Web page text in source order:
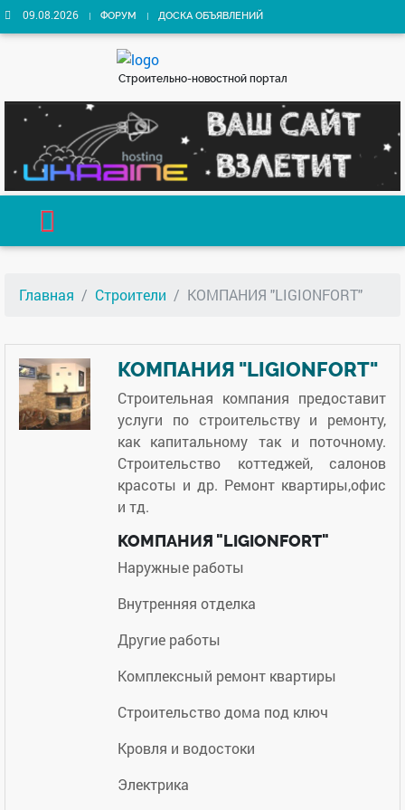
09.08.2026 ФОРУМ ДОСКА ОБЪЯВЛЕНИЙ
Строительно-новостной портал
Главная Строители КОМПАНИЯ "LIGIONFORT"
КОМПАНИЯ "LIGIONFORT"
Строительная компания предоставит
услуги по строительству и ремонту,
как капитальному так и поточному.
Строительство коттеджей, салонов
красоты и др. Ремонт квартиры,офис
и тд.
КОМПАНИЯ "LIGIONFORT"
Наружные работы
Внутренняя отделка
Другие работы
Комплексный ремонт квартиры
Строительство дома под ключ
Кровля и водостоки
Электрика